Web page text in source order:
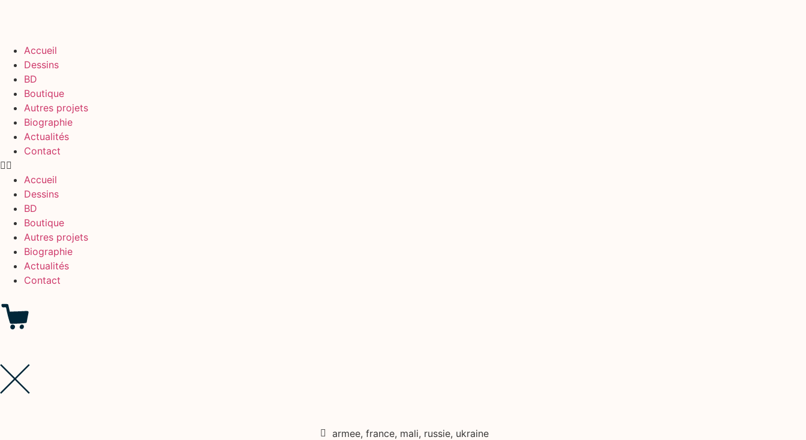
Accueil
Dessins
BD
Boutique
Autres projets
Biographie
Actualités
Contact
Accueil
Dessins
BD
Boutique
Autres projets
Biographie
Actualités
Contact
armee, france, mali, russie, ukraine